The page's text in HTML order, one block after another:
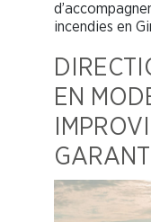
incendies en
EN